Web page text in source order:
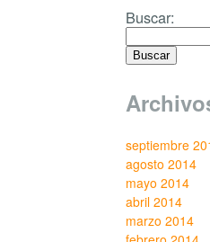
Buscar:
septiembre
agosto 2014
mayo 2014
abril 2014
marzo 2014